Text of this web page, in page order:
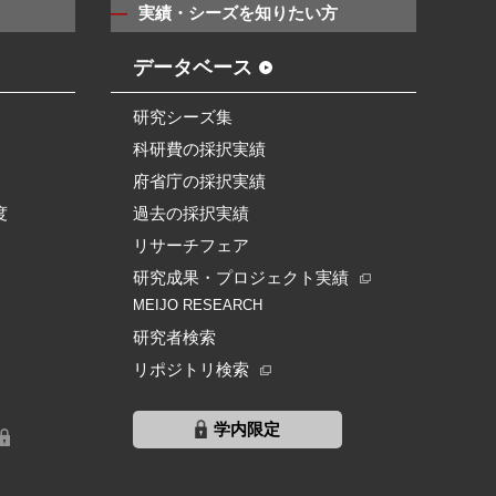
実績・シーズを知りたい方
データベース
研究シーズ集
科研費の採択実績
府省庁の採択実績
過去の採択実績
リサーチフェア
研究成果・プロジェクト実績
MEIJO RESEARCH
研究者検索
リポジトリ検索
学内限定